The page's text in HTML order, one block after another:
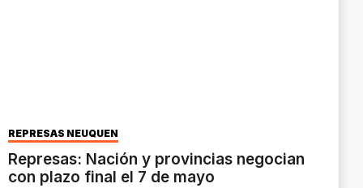
REPRESAS NEUQUEN
Represas: Nación y provincias negocian
con plazo final el 7 de mayo